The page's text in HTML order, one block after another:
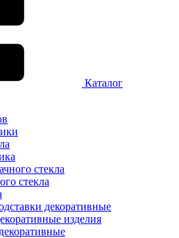
Каталог
стекла
стекла
декоративные
изделия